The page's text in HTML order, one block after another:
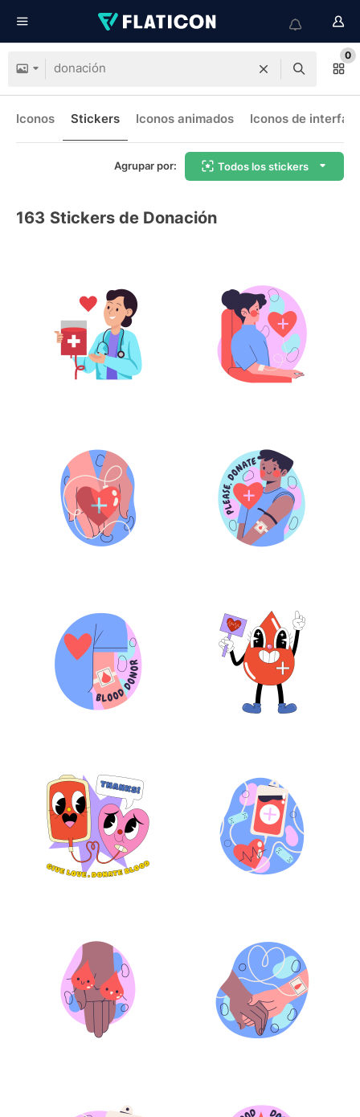
0
Iconos Stickers Iconos animados Iconos de interfaz
Agrupar por: Todos los stickers
163 Stickers de Donación